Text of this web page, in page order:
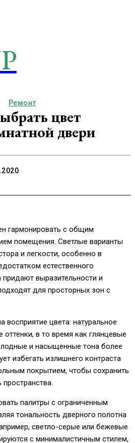
Ремонт
цвет
двери
гармонировать с общим
помещения. Светлые варианты
и легкости, особенно в
естественного
выразительности и
для просторных зон с
восприятие цвета: натуральное
оттенки, в то время как глянцевые
и насыщенные тона более
избегать излишнего контраста
покрытием, чтобы сохранить
палитры с ограниченным
тональность дверного полотна
светло-серые или бежевые
с минималистичным стилем,